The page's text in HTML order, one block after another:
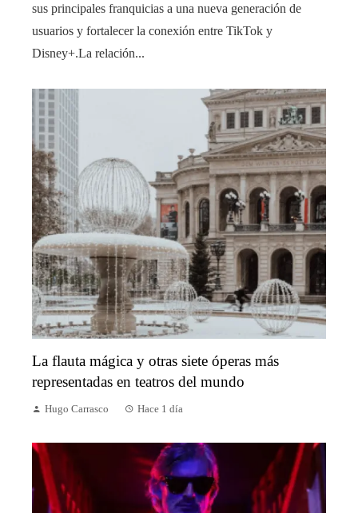
sus principales franquicias a una nueva generación de
usuarios y fortalecer la conexión entre TikTok y
Disney+.La relación...
La flauta mágica y otras siete óperas más
representadas en teatros del mundo
Hugo Carrasco Hace 1 día